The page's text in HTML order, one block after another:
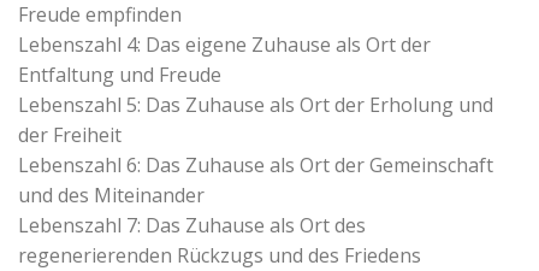
Freude empfinden
Lebenszahl 4: Das eigene Zuhause als Ort der
Entfaltung und Freude
Lebenszahl 5: Das Zuhause als Ort der Erholung und
der Freiheit
Lebenszahl 6: Das Zuhause als Ort der Gemeinschaft
und des Miteinander
Lebenszahl 7: Das Zuhause als Ort des
regenerierenden Rückzugs und des Friedens